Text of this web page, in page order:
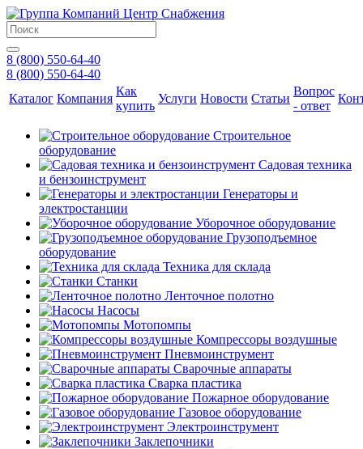
8 (800) 550-64-40
8 (800) 550-64-40
Каталог Компания
Как
купить
Услуги Новости Статьи
Вопрос
- ответ
Строительное
оборудование
Садовая техника
и бензоинструмент
Генераторы и
электростанции
Уборочное оборудование
Грузоподъемное
оборудование
Техника для склада
Станки
Ленточное полотно
Насосы
Мотопомпы
Компрессоры воздушные
Пневмоинструмент
Сварочные аппараты
Сварка пластика
Пожарное оборудование
Газовое оборудование
Электроинструмент
Заклепочники